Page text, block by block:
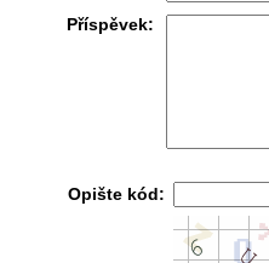
Příspěvek:
Opište kód: